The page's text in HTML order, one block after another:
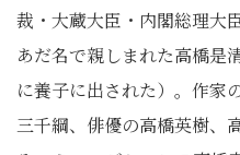
裁・大蔵大臣・内閣総理大
あだ名で親しまれた高橋是
に養子に出された）。作家
三千綱、俳優の高橋英樹、